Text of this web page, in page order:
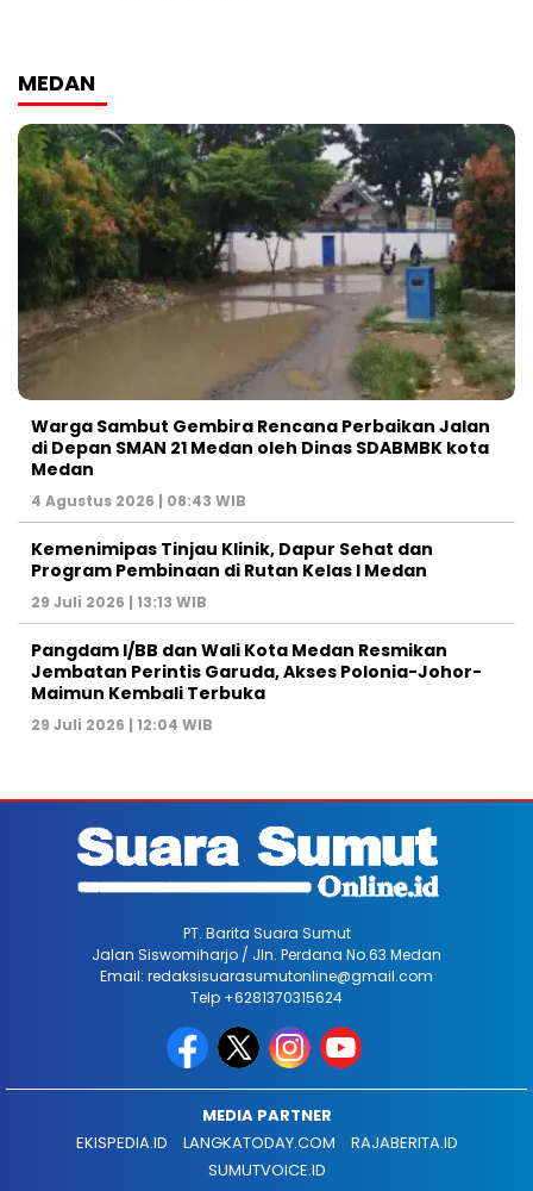
MEDAN
Warga Sambut Gembira Rencana Perbaikan Jalan
di Depan SMAN 21 Medan oleh Dinas SDABMBK kota
Medan
4 Agustus 2026 | 08:43 WIB
Kemenimipas Tinjau Klinik, Dapur Sehat dan
Program Pembinaan di Rutan Kelas I Medan
29 Juli 2026 | 13:13 WIB
Pangdam I/BB dan Wali Kota Medan Resmikan
Jembatan Perintis Garuda, Akses Polonia-Johor-
Maimun Kembali Terbuka
29 Juli 2026 | 12:04 WIB
PT. Barita Suara Sumut
Jalan Siswomiharjo / Jln. Perdana No.63 Medan
Email: redaksisuarasumutonline@gmail.com
Telp +6281370315624
MEDIA PARTNER
EKISPEDIA.ID
LANGKATODAY.COM
RAJABERITA.ID
SUMUTVOICE.ID